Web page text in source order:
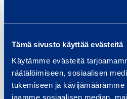
Tämä sivusto käyttää evästeitä
Käytämme evästeitä
räätälöimiseen, sosiaalisen
tukemiseen ja
jaamme sosiaalisen median,